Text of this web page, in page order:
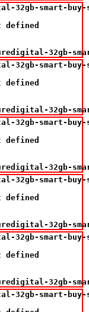
smart-buy-
defined
32gb-
smart-buy-
defined
32gb-
smart-buy-
defined
32gb-
smart-buy-
defined
32gb-
smart-buy-
defined
32gb-
smart-buy-